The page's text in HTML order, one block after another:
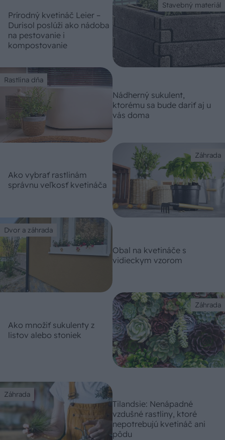
Stavebný materiál
Prírodný kvetináč Leier –
Durisol poslúži ako nádoba
na pestovanie i
kompostovanie
Rastlina dňa
Nádherný sukulent,
ktorému sa bude dariť aj u
vás doma
Záhrada
Ako vybrať rastlinám
správnu veľkosť kvetináča
Dvor a záhrada
Obal na kvetináče s
vidieckym vzorom
Záhrada
Ako množiť sukulenty z
listov alebo stoniek
Záhrada
Tilandsie: Nenápadné
vzdušné rastliny, ktoré
nepotrebujú kvetináč ani
pôdu